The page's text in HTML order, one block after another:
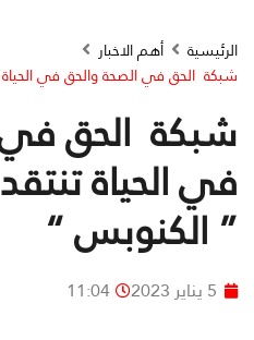
الرئيسية
أهم الاخبار
شبكة الحق في الصحة والحق في
شبكة الحق في
في الحياة
” الكنوبس “
5 يناير 2023 11:04